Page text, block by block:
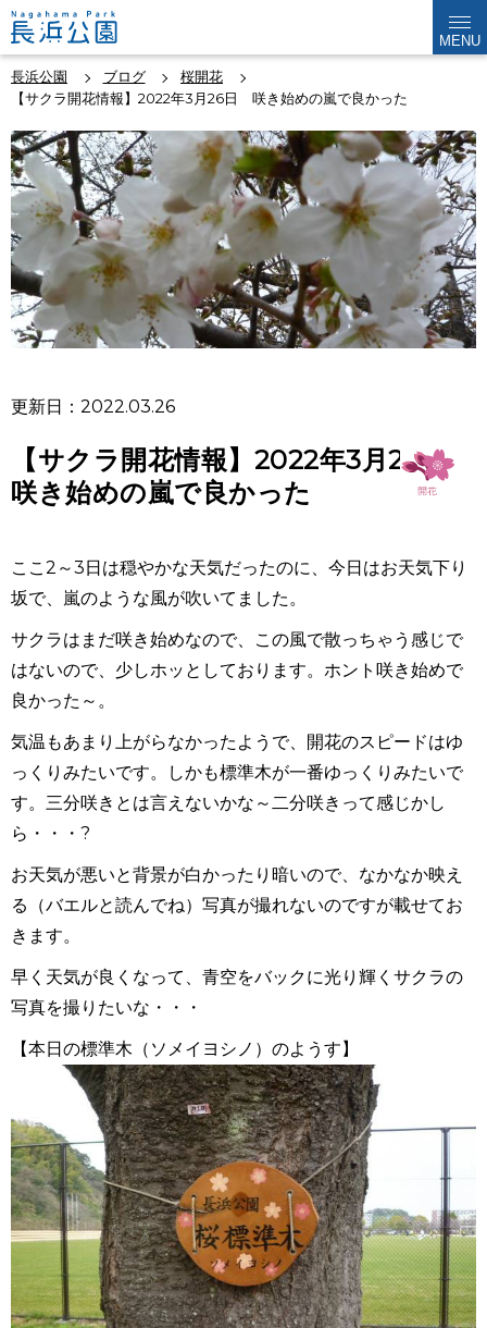
MENU
長浜公園 ブログ
桜開花
【サクラ開花情報】2022年3月26日 咲き始めの嵐で良かった
更新日：2022.03.26
【サクラ開花情報】2022年3月26日
咲き始めの嵐で良かった
ここ2～3日は穏やかな天気だったのに、今日はお天気下り
坂で、嵐のような風が吹いてました。
サクラはまだ咲き始めなので、この風で散っちゃう感じで
はないので、少しホッとしております。ホント咲き始めで
良かった～。
気温もあまり上がらなかったようで、開花のスピードはゆ
っくりみたいです。しかも標準木が一番ゆっくりみたいで
す。三分咲きとは言えないかな～二分咲きって感じかし
ら・・・?
お天気が悪いと背景が白かったり暗いので、なかなか映え
る（バエルと読んでね）写真が撮れないのですが載せてお
きます。
早く天気が良くなって、青空をバックに光り輝くサクラの
写真を撮りたいな・・・
【本日の標準木（ソメイヨシノ）のようす】